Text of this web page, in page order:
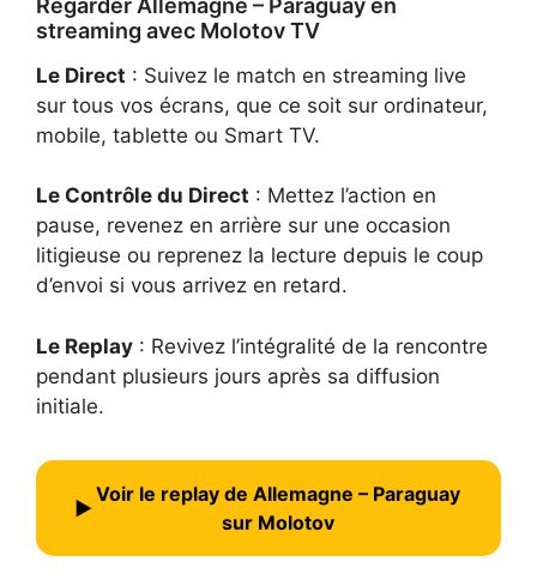
streaming avec Molotov TV
Le Direct : Suivez le match en streaming live
sur tous vos écrans, que ce soit sur ordinateur,
mobile, tablette ou Smart TV.
Le Contrôle du Direct : Mettez l’action en
pause, revenez en arrière sur une occasion
litigieuse ou reprenez la lecture depuis le coup
d’envoi si vous arrivez en retard.
Le Replay : Revivez l’intégralité de la rencontre
pendant plusieurs jours après sa diffusion
initiale.
▶
Voir le replay de Allemagne – Paraguay
sur Molotov